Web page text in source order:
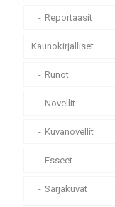
Reportaasit
Kaunokirjalliset
Runot
Novellit
Kuvanovellit
Esseet
Sarjakuvat